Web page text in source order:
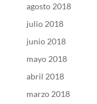
agosto 2018
julio 2018
junio 2018
mayo 2018
abril 2018
marzo 2018